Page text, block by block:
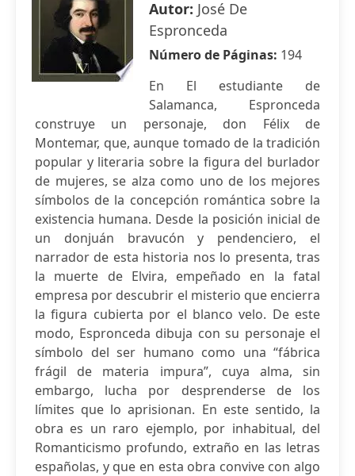
Autor: José De
Espronceda
Número de Páginas: 194
En El estudiante de
Salamanca, Espronceda
construye un personaje, don Félix de
Montemar, que, aunque tomado de la tradición
popular y literaria sobre la figura del burlador
de mujeres, se alza como uno de los mejores
símbolos de la concepción romántica sobre la
existencia humana. Desde la posición inicial de
un donjuán bravucón y pendenciero, el
narrador de esta historia nos lo presenta, tras
la muerte de Elvira, empeñado en la fatal
empresa por descubrir el misterio que encierra
la figura cubierta por el blanco velo. De este
modo, Espronceda dibuja con su personaje el
símbolo del ser humano como una “fábrica
frágil de materia impura”, cuya alma, sin
embargo, lucha por desprenderse de los
límites que lo aprisionan. En este sentido, la
obra es un raro ejemplo, por inhabitual, del
Romanticismo profundo, extraño en las letras
españolas, y que en esta obra convive con algo